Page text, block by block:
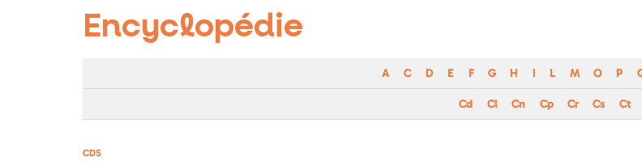
Encyclopédie
A C D E F G H I L M O P
Cd Cl Cn Cp Cr Cs Ct
CDS